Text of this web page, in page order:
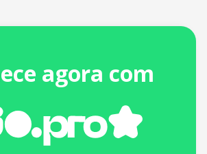
agora com